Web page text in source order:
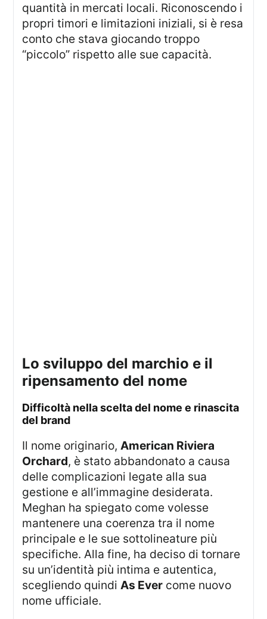
quantità in mercati locali. Riconoscendo i
propri timori e limitazioni iniziali, si è resa
conto che stava giocando troppo
“piccolo” rispetto alle sue capacità.
lo sviluppo del marchio e il
ripensamento del nome
difficoltà nella scelta del nome e rinascita
del brand
Il nome originario,American Riviera
Orchard, è stato abbandonato a causa
delle complicazioni legate alla sua
gestione e all’immagine desiderata.
Meghan ha spiegato come volesse
mantenere una coerenza tra il nome
principale e le sue sottolineature più
specifiche. Alla fine, ha deciso di tornare
su un’identità più intima e autentica,
scegliendo quindiAs Ever come nuovo
nome ufficiale.